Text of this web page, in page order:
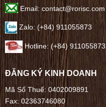
Email: contact@rorisc.com
Zalo: (+84) 911055873
Hotline: (+84) 911055873
ĐĂNG KÝ KINH DOANH
Mã Số Thuế: 0402009891
Fax: 02363746080